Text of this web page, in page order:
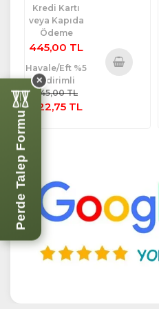
Kredi Kartı
veya Kapıda
Ödeme
445,00 TL
Havale/Eft %5
indirimli
445,00 TL
422,75 TL
Perde Talep Formu
✕